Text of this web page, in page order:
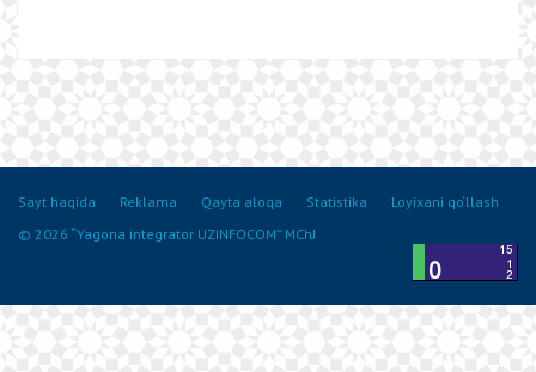
Sayt haqida Reklama Qayta aloqa Statistika
Loyixani qo‘llash
© 2026 “Yagona integrator UZINFOCOM” MChJ